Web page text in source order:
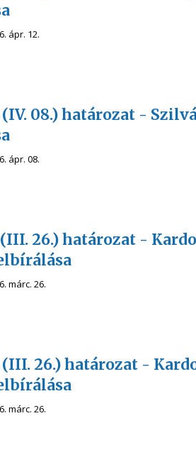
ápr. 12.
(IV. 08.) határozat -
ápr. 08.
(III. 26.) határozat -
márc. 26.
(III. 26.) határozat -
márc. 26.